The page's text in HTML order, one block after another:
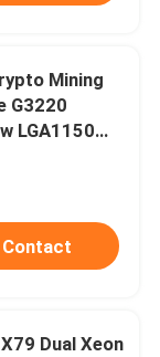
Mining
G3220
LGA1150
Contact
Dual Xeon